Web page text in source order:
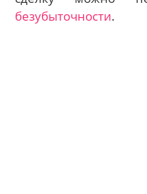
безубыточности.